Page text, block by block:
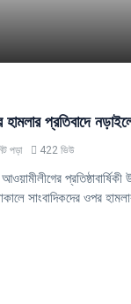
হামলার প্রতিবাদে
পড়া 422 ভিউ
সাংবাদিকদের ওপর